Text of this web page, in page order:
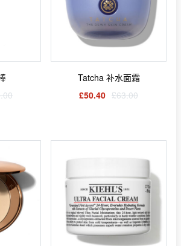
Tatcha 补水面霜
£50.40 £63.00